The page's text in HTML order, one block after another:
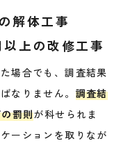
解体工事
上の改修工事
場合でも、調査結果
なりません。 調査結
罰則が科せられま
ーションを取りなが